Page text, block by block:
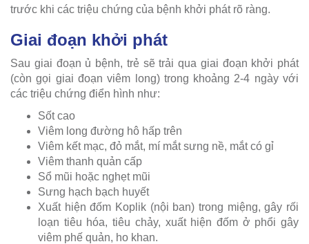
trước khi các triệu chứng của bệnh khởi phát rõ ràng.
Giai đoạn khởi phát
Sau giai đoạn ủ bệnh, trẻ sẽ trải qua giai đoạn khởi phát
(còn gọi giai đoạn viêm long) trong khoảng 2-4 ngày với
các triệu chứng điển hình như:
Sốt cao
Viêm long đường hô hấp trên
Viêm kết mạc, đỏ mắt, mí mắt sưng nề, mắt có gỉ
Viêm thanh quản cấp
Sổ mũi hoặc nghẹt mũi
Sưng hạch bạch huyết
Xuất hiện đốm Koplik (nội ban) trong miệng, gây rối
loạn tiêu hóa, tiêu chảy, xuất hiện đốm ở phổi gây
viêm phế quản, ho khan.